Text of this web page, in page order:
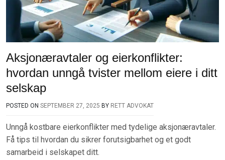
Aksjonæravtaler og eierkonflikter:
hvordan unngå tvister mellom eiere i ditt
selskap
POSTED ON SEPTEMBER 27, 2025 BY RETT ADVOKAT
Unngå kostbare eierkonflikter med tydelige aksjonæravtaler.
Få tips til hvordan du sikrer forutsigbarhet og et godt
samarbeid i selskapet ditt.